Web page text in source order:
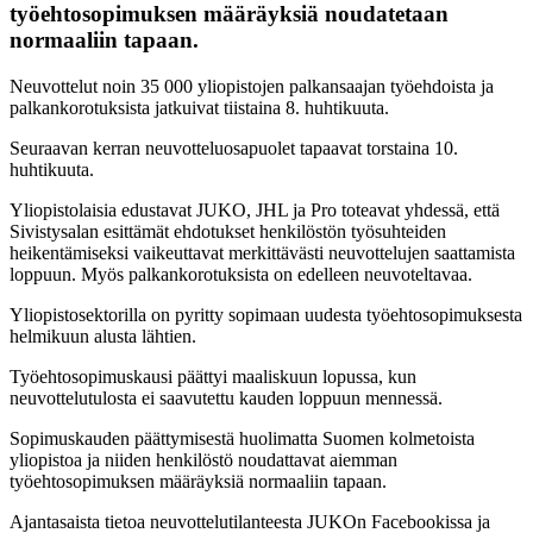
työehtosopimuksen määräyksiä noudatetaan
normaaliin tapaan.
Neuvottelut noin 35 000 yliopistojen palkansaajan työehdoista ja
palkankorotuksista jatkuivat tiistaina 8. huhtikuuta.
Seuraavan kerran neuvotteluosapuolet tapaavat torstaina 10.
huhtikuuta.
Yliopistolaisia edustavat JUKO, JHL ja Pro toteavat yhdessä, että
Sivistysalan esittämät ehdotukset henkilöstön työsuhteiden
heikentämiseksi vaikeuttavat merkittävästi neuvottelujen saattamista
loppuun. Myös palkankorotuksista on edelleen neuvoteltavaa.
Yliopistosektorilla on pyritty sopimaan uudesta työehtosopimuksesta
helmikuun alusta lähtien.
Työehtosopimuskausi päättyi maaliskuun lopussa, kun
neuvottelutulosta ei saavutettu kauden loppuun mennessä.
Sopimuskauden päättymisestä huolimatta Suomen kolmetoista
yliopistoa ja niiden henkilöstö noudattavat aiemman
työehtosopimuksen määräyksiä normaaliin tapaan.
Ajantasaista tietoa neuvottelutilanteesta JUKOn Facebookissa ja